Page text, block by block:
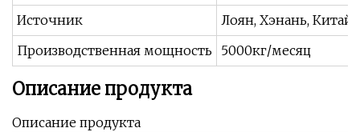
Источник
Лоян, Хэнань, Китай
Производственная мощность
5000кг/месяц
Описание продукта
Описание продукта